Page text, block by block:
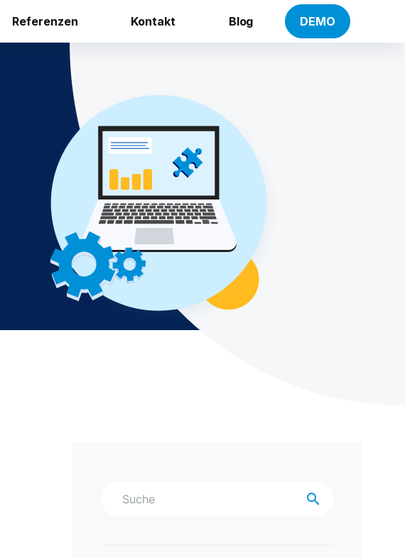
Referenzen Kontakt Blog DEMO
search